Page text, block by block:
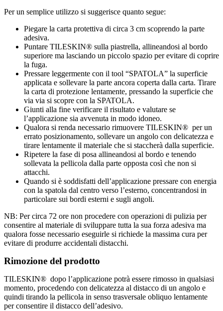
Per un semplice utilizzo si suggerisce quanto segue:
Piegare la carta protettiva di circa 3 cm scoprendo la parte
adesiva.
Puntare TILESKIN® sulla piastrella, allineandosi al bordo
superiore ma lasciando un piccolo spazio per evitare di coprire
la fuga.
Pressare leggermente con il tool “SPATOLA” la superficie
applicata e sollevare la parte ancora coperta dalla carta. Tirare
la carta di protezione lentamente, pressando la superficie che
via via si scopre con la SPATOLA.
Giunti alla fine verificare il risultato e valutare se
l’applicazione sia avvenuta in modo idoneo.
Qualora si renda necessario rimuovere TILESKIN® per un
errato posizionamento, sollevare un angolo con delicatezza e
tirare lentamente il materiale che si staccherà dalla superficie.
Ripetere la fase di posa allineandosi al bordo e tenendo
sollevata la pellicola dalla parte opposta così che non si
attacchi.
Quando si è soddisfatti dell’applicazione pressare con energia
con la spatola dal centro verso l’esterno, concentrandosi in
particolare sui bordi esterni e sugli angoli.
NB: Per circa 72 ore non procedere con operazioni di pulizia per
consentire al materiale di sviluppare tutta la sua forza adesiva ma
qualora fosse necessario eseguirle si richiede la massima cura per
evitare di produrre accidentali distacchi.
Rimozione del prodotto
TILESKIN® dopo l’applicazione potrà essere rimosso in qualsiasi
momento, procedendo con delicatezza al distacco di un angolo e
quindi tirando la pellicola in senso trasversale obliquo lentamente
per consentire il distacco dell’adesivo.